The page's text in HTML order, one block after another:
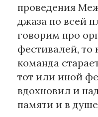
проведения
джаза по всей
говорим про
фестивалей, то
команда
тот или иной
вдохновил и
памяти и в